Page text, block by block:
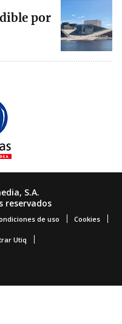
por
S.A.
reservados
de uso Cookies
Utiq